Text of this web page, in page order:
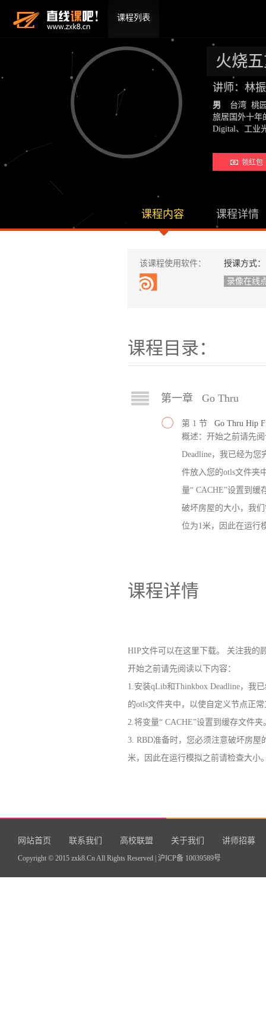
课程列表
火烧
讲师：林
男
台湾 桃
旅居国外十年
Digital、工业
领红包
课程内容 课程详情
该课程使用软件：
授课方式：
录像在线
课程目录：
第一章 Go Thru
第 1 节 Go Thru Hip
概述：开始之前请先
Deadline，我已经为您
件放入您的otls文件夹
量“ CACHE”设置到缓
破坏房屋的大小，我
位为1米，因此在运行
课程详情
HIP文件可以在这里下载。 关注我的
开始之前请先阅读以下内容：
1.安装qLib和Thinkbox Deadline，我
的otls文件夹中，以使自定义节点正
2.将变量“ CACHE”设置到缓存文件夹
3. RBD准备时，您必须注意破坏房屋
米，因此在运行模拟之前请检查大小
网站首页 联系我们 高校联盟 关于我们 讲师招募
Copyright © 2015 zxk8.Cn All Rights Reserved | 沪ICP备 10039589号